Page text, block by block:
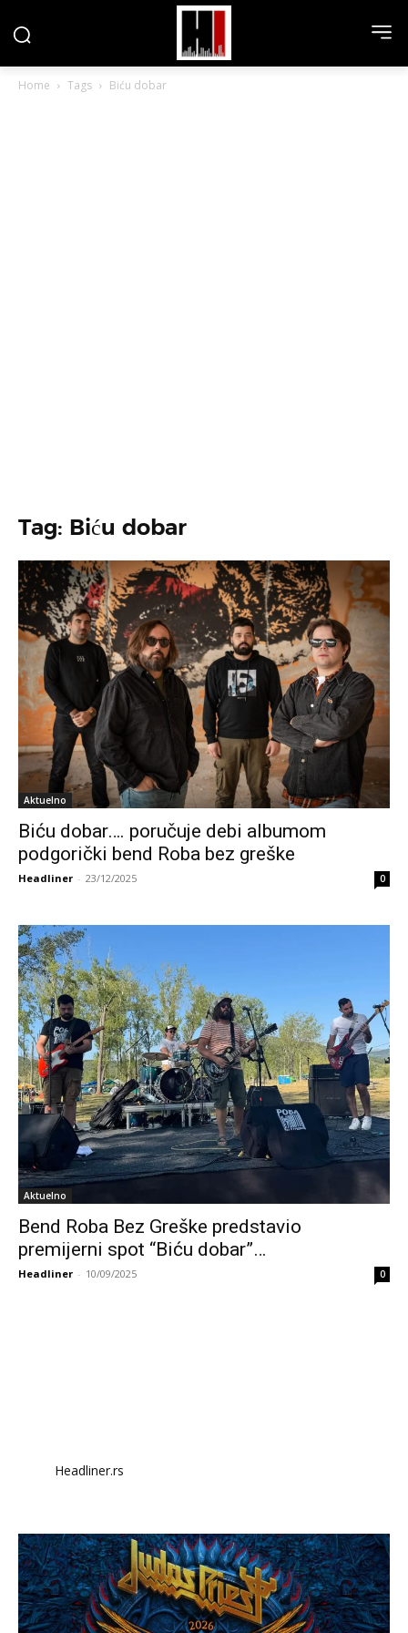
Home Tags Biću dobar
Tag: Biću dobar
Aktuelno
Biću dobar…. poručuje debi albumom
podgorički bend Roba bez greške
Headliner - 23/12/2025 0
Aktuelno
Bend Roba Bez Greške predstavio
premijerni spot “Biću dobar”…
Headliner - 10/09/2025 0
Headliner.rs